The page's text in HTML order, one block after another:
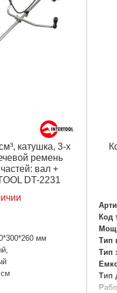
катушка, 3-х
ремень
вал +
DT-2231
мм
Код
Тип
Тип
Тип